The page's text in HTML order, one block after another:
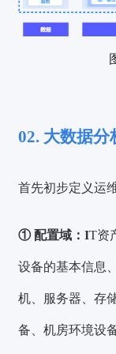
02. 大数据
首先初步定义运
① 配置域：IT资
设备的基本信息
机、服务器、存
备、机房环境设